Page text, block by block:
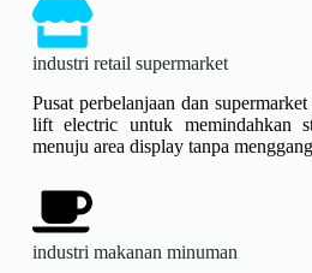
industri retail supermarket
Pusat perbelanjaan dan
lift electric untuk memindahkan
menuju area display tanpa
industri makanan minuman